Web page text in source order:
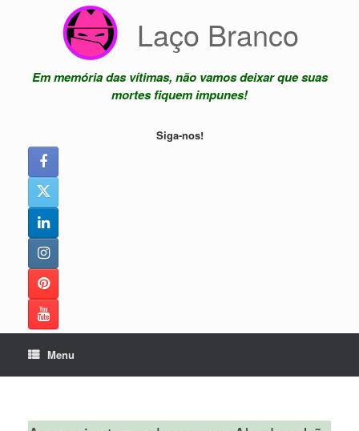
Laço Branco
Em memória das vítimas, não vamos deixar que suas
mortes fiquem impunes!
Siga-nos!
Menu